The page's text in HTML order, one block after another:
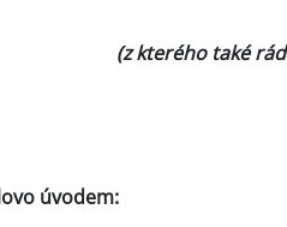
(z kterého také
úvodem: